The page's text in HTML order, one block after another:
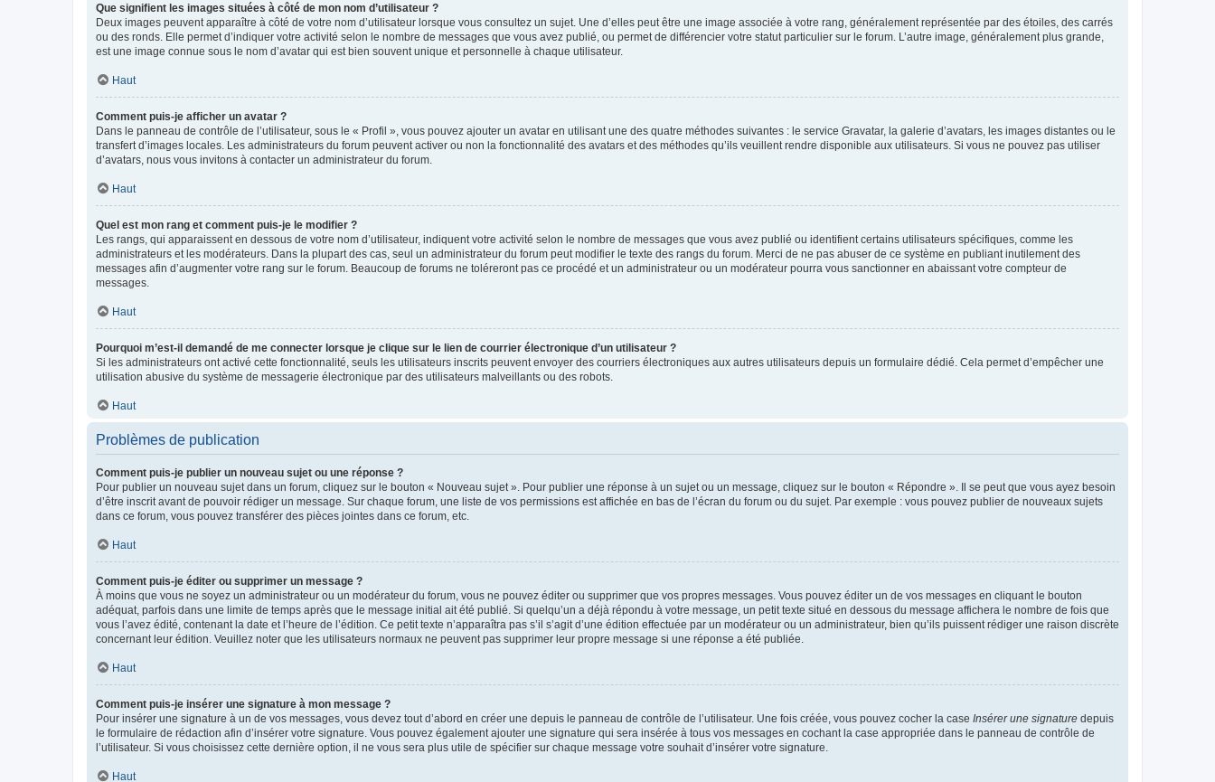
Que signifient les images situées à côté de mon nom d’utilisateur ?
Deux images peuvent apparaître à côté de votre nom d’utilisateur lorsque vous consultez un sujet. Une d’elles peut être une image associée à votre rang, généralement représentée par des étoiles, des carrés
ou des ronds. Elle permet d’indiquer votre activité selon le nombre de messages que vous avez publié, ou permet de différencier votre statut particulier sur le forum. L’autre image, généralement plus grande,
est une image connue sous le nom d’avatar qui est bien souvent unique et personnelle à chaque utilisateur.
Haut
Comment puis-je afficher un avatar ?
Dans le panneau de contrôle de l’utilisateur, sous le « Profil », vous pouvez ajouter un avatar en utilisant une des quatre méthodes suivantes : le service Gravatar, la galerie d’avatars, les images distantes ou le
transfert d’images locales. Les administrateurs du forum peuvent activer ou non la fonctionnalité des avatars et des méthodes qu’ils veuillent rendre disponible aux utilisateurs. Si vous ne pouvez pas utiliser
d’avatars, nous vous invitons à contacter un administrateur du forum.
Haut
Quel est mon rang et comment puis-je le modifier ?
Les rangs, qui apparaissent en dessous de votre nom d’utilisateur, indiquent votre activité selon le nombre de messages que vous avez publié ou identifient certains utilisateurs spécifiques, comme les
administrateurs et les modérateurs. Dans la plupart des cas, seul un administrateur du forum peut modifier le texte des rangs du forum. Merci de ne pas abuser de ce système en publiant inutilement des
messages afin d’augmenter votre rang sur le forum. Beaucoup de forums ne toléreront pas ce procédé et un administrateur ou un modérateur pourra vous sanctionner en abaissant votre compteur de
messages.
Haut
Pourquoi m’est-il demandé de me connecter lorsque je clique sur le lien de courrier électronique d’un utilisateur ?
Si les administrateurs ont activé cette fonctionnalité, seuls les utilisateurs inscrits peuvent envoyer des courriers électroniques aux autres utilisateurs depuis un formulaire dédié. Cela permet d’empêcher une
utilisation abusive du système de messagerie électronique par des utilisateurs malveillants ou des robots.
Haut
Problèmes de publication
Comment puis-je publier un nouveau sujet ou une réponse ?
Pour publier un nouveau sujet dans un forum, cliquez sur le bouton « Nouveau sujet ». Pour publier une réponse à un sujet ou un message, cliquez sur le bouton « Répondre ». Il se peut que vous ayez besoin
d’être inscrit avant de pouvoir rédiger un message. Sur chaque forum, une liste de vos permissions est affichée en bas de l’écran du forum ou du sujet. Par exemple : vous pouvez publier de nouveaux sujets
dans ce forum, vous pouvez transférer des pièces jointes dans ce forum, etc.
Haut
Comment puis-je éditer ou supprimer un message ?
À moins que vous ne soyez un administrateur ou un modérateur du forum, vous ne pouvez éditer ou supprimer que vos propres messages. Vous pouvez éditer un de vos messages en cliquant le bouton
adéquat, parfois dans une limite de temps après que le message initial ait été publié. Si quelqu’un a déjà répondu à votre message, un petit texte situé en dessous du message affichera le nombre de fois que
vous l’avez édité, contenant la date et l’heure de l’édition. Ce petit texte n’apparaîtra pas s’il s’agit d’une édition effectuée par un modérateur ou un administrateur, bien qu’ils puissent rédiger une raison discrète
concernant leur édition. Veuillez noter que les utilisateurs normaux ne peuvent pas supprimer leur propre message si une réponse a été publiée.
Haut
Comment puis-je insérer une signature à mon message ?
Pour insérer une signature à un de vos messages, vous devez tout d’abord en créer une depuis le panneau de contrôle de l’utilisateur. Une fois créée, vous pouvez cocher la case Insérer une signature depuis
le formulaire de rédaction afin d’insérer votre signature. Vous pouvez également ajouter une signature qui sera insérée à tous vos messages en cochant la case appropriée dans le panneau de contrôle de
l’utilisateur. Si vous choisissez cette dernière option, il ne vous sera plus utile de spécifier sur chaque message votre souhait d’insérer votre signature.
Haut